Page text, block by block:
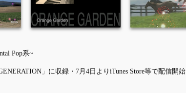
Pop系~
」に収録・7月4日よりiTunes Store等で配信開始